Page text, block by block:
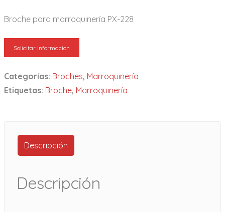
Broche para marroquinería PX-228
Solicitar información
Categorías: Broches, Marroquinería
Etiquetas: Broche, Marroquinería
Descripción
Descripción